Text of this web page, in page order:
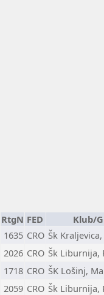
RtgN FED
Klub/
1635 CRO Šk
2026 CRO Šk Liburnija,
1718 CRO ŠK Lošinj,
2059 CRO Šk Liburnija,